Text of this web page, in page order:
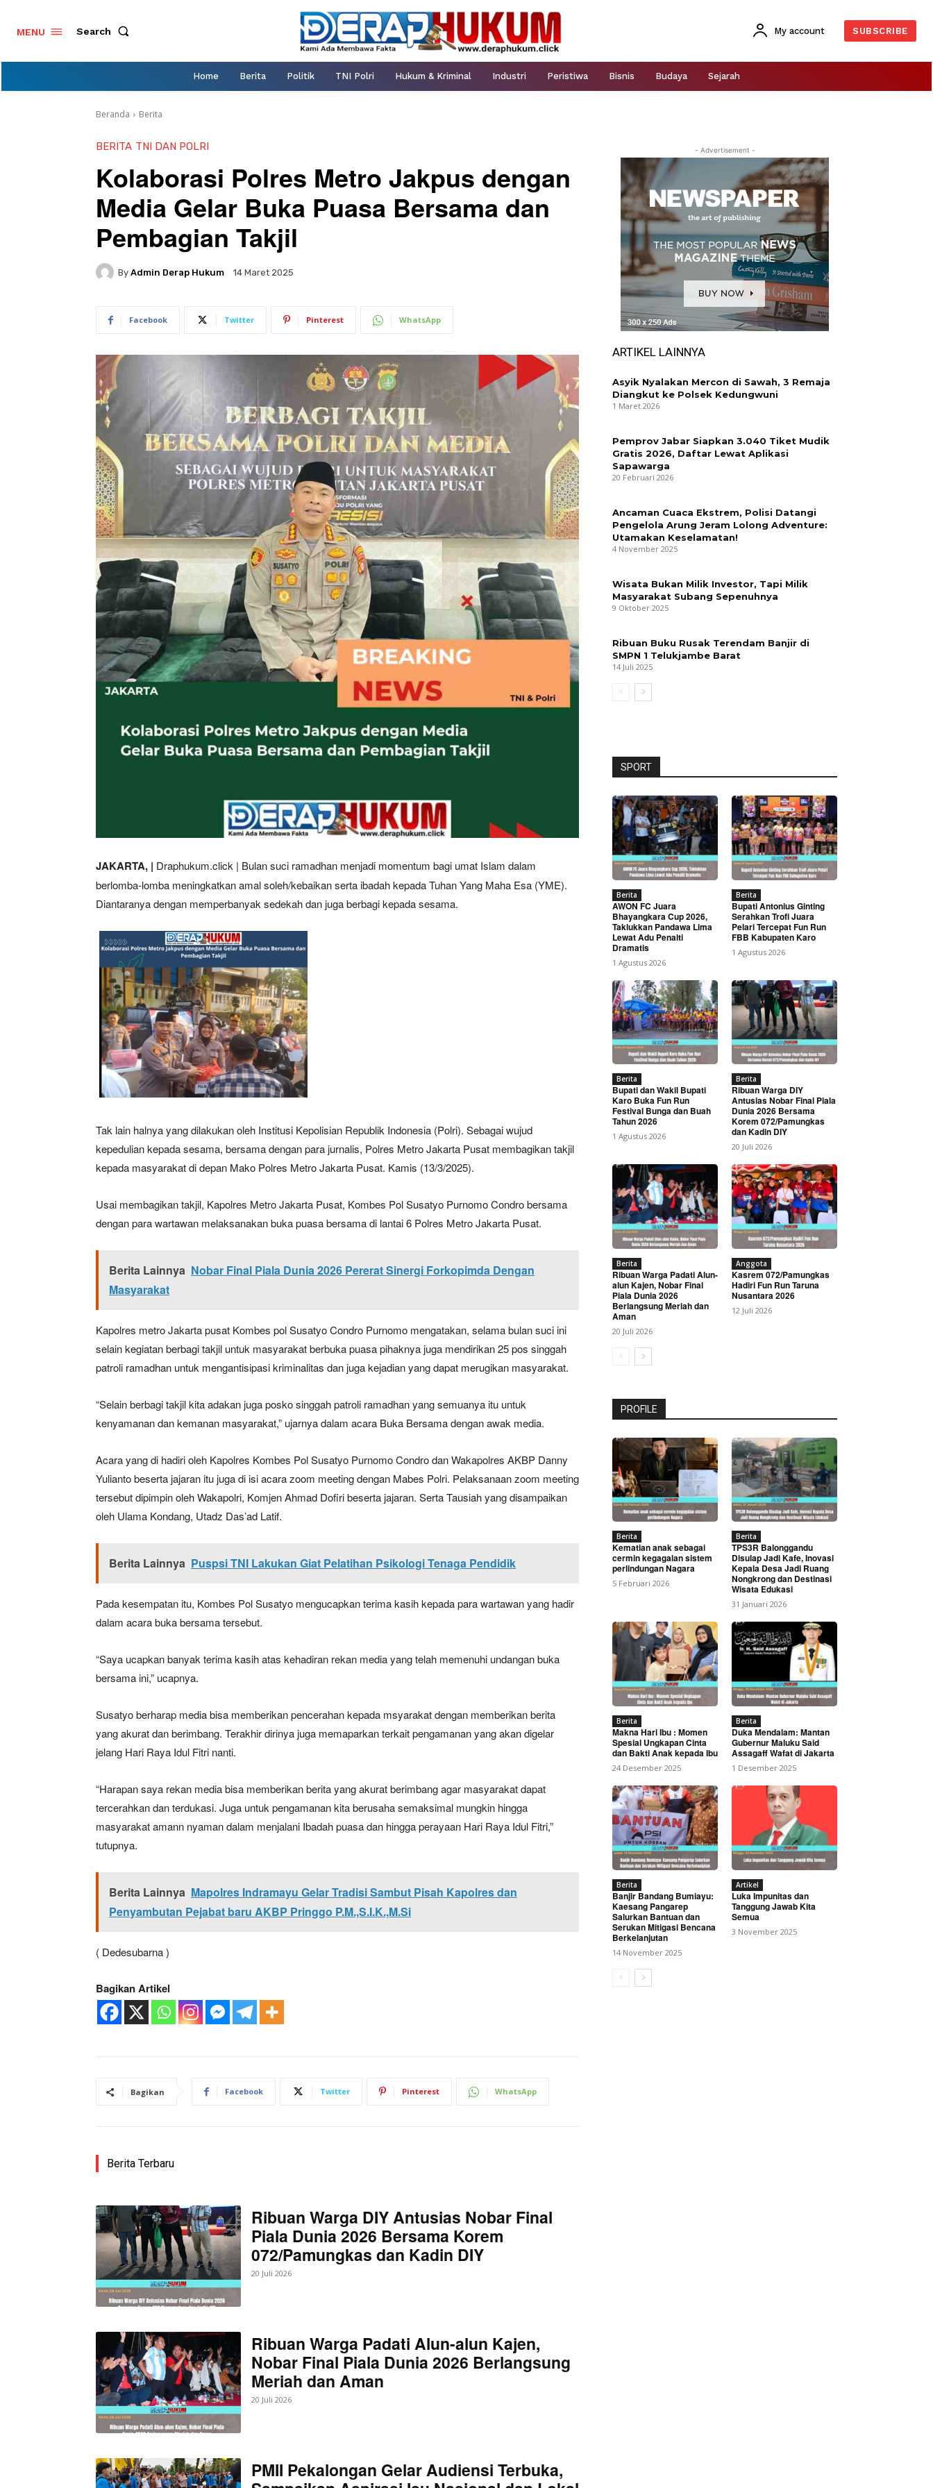
News Week
Magazine PRO
Company
About
My account
Bagikan Artikel
Berita Lainnya Puspsi TNI Lakukan Giat Pelatihan Psikologi Tenaga Pendidik
MENU Search My account SUBSCRIBE
Home Berita Politik TNI Polri Hukum & Kriminal Industri Peristiwa Bisnis Budaya Sejarah
Beranda Berita
BERITA TNI DAN POLRI
Kolaborasi Polres Metro Jakpus dengan
Media Gelar Buka Puasa Bersama dan
Pembagian Takjil
By Admin Derap Hukum 14 Maret 2025
Facebook Twitter Pinterest WhatsApp
JAKARTA, | Draphukum.click | Bulan suci ramadhan menjadi momentum bagi umat Islam dalam
berlomba-lomba meningkatkan amal soleh/kebaikan serta ibadah kepada Tuhan Yang Maha Esa (YME).
Diantaranya dengan memperbanyak sedekah dan juga berbagi kepada sesama.
Tak lain halnya yang dilakukan oleh Institusi Kepolisian Republik Indonesia (Polri). Sebagai wujud
kepedulian kepada sesama, bersama dengan para jurnalis, Polres Metro Jakarta Pusat membagikan takjil
kepada masyarakat di depan Mako Polres Metro Jakarta Pusat. Kamis (13/3/2025).
Usai membagikan takjil, Kapolres Metro Jakarta Pusat, Kombes Pol Susatyo Purnomo Condro bersama
dengan para wartawan melaksanakan buka puasa bersama di lantai 6 Polres Metro Jakarta Pusat.
Berita Lainnya Nobar Final Piala Dunia 2026 Pererat Sinergi Forkopimda Dengan
Masyarakat
Kapolres metro Jakarta pusat Kombes pol Susatyo Condro Purnomo mengatakan, selama bulan suci ini
selain kegiatan berbagi takjil untuk masyarakat berbuka puasa pihaknya juga mendirikan 25 pos singgah
patroli ramadhan untuk mengantisipasi kriminalitas dan juga kejadian yang dapat merugikan masyarakat.
“Selain berbagi takjil kita adakan juga posko singgah patroli ramadhan yang semuanya itu untuk
kenyamanan dan kemanan masyarakat,” ujarnya dalam acara Buka Bersama dengan awak media.
Acara yang di hadiri oleh Kapolres Kombes Pol Susatyo Purnomo Condro dan Wakapolres AKBP Danny
Yulianto beserta jajaran itu juga di isi acara zoom meeting dengan Mabes Polri. Pelaksanaan zoom meeting
tersebut dipimpin oleh Wakapolri, Komjen Ahmad Dofiri beserta jajaran. Serta Tausiah yang disampaikan
oleh Ulama Kondang, Utadz Das’ad Latif.
Berita Lainnya Puspsi TNI Lakukan Giat Pelatihan Psikologi Tenaga Pendidik
Pada kesempatan itu, Kombes Pol Susatyo mengucapkan terima kasih kepada para wartawan yang hadir
dalam acara buka bersama tersebut.
“Saya ucapkan banyak terima kasih atas kehadiran rekan media yang telah memenuhi undangan buka
bersama ini,” ucapnya.
Susatyo berharap media bisa memberikan pencerahan kepada msyarakat dengan memberikan berita
yang akurat dan berimbang. Terakhir dirinya juga memaparkan terkait pengamanan yang akan digelar
jelang Hari Raya Idul Fitri nanti.
“Harapan saya rekan media bisa memberikan berita yang akurat berimbang agar masyarakat dapat
tercerahkan dan terdukasi. Juga untuk pengamanan kita berusaha semaksimal mungkin hingga
masyarakat amann nyaman dalam menjalani Ibadah puasa dan hingga perayaan Hari Raya Idul Fitri,”
tutupnya.
Berita Lainnya Mapolres Indramayu Gelar Tradisi Sambut Pisah Kapolres dan
Penyambutan Pejabat baru AKBP Pringgo P.M.,S.I.K.,M.Si
( Dedesubarna )
Bagikan Artikel
Bagikan Facebook Twitter Pinterest WhatsApp
Berita Terbaru
Ribuan Warga DIY Antusias Nobar Final
Piala Dunia 2026 Bersama Korem
072/Pamungkas dan Kadin DIY
20 Juli 2026
Ribuan Warga Padati Alun-alun Kajen,
Nobar Final Piala Dunia 2026 Berlangsung
Meriah dan Aman
20 Juli 2026
PMII Pekalongan Gelar Audiensi Terbuka,
- Advertisement -
ARTIKEL LAINNYA
Asyik Nyalakan Mercon di Sawah, 3 Remaja
Diangkut ke Polsek Kedungwuni
1 Maret 2026
Pemprov Jabar Siapkan 3.040 Tiket Mudik
Gratis 2026, Daftar Lewat Aplikasi
Sapawarga
20 Februari 2026
Ancaman Cuaca Ekstrem, Polisi Datangi
Pengelola Arung Jeram Lolong Adventure:
Utamakan Keselamatan!
4 November 2025
Wisata Bukan Milik Investor, Tapi Milik
Masyarakat Subang Sepenuhnya
9 Oktober 2025
Ribuan Buku Rusak Terendam Banjir di
SMPN 1 Telukjambe Barat
14 Juli 2025
SPORT
Berita
AWON FC Juara
Bhayangkara Cup 2026,
Taklukkan Pandawa Lima
Lewat Adu Penalti
Dramatis
1 Agustus 2026
Berita
Bupati Antonius Ginting
Serahkan Trofi Juara
Pelari Tercepat Fun Run
FBB Kabupaten Karo
1 Agustus 2026
Berita
Bupati dan Wakil Bupati
Karo Buka Fun Run
Festival Bunga dan Buah
Tahun 2026
1 Agustus 2026
Berita
Ribuan Warga DIY
Antusias Nobar Final Piala
Dunia 2026 Bersama
Korem 072/Pamungkas
dan Kadin DIY
20 Juli 2026
Berita
Ribuan Warga Padati Alun-
alun Kajen, Nobar Final
Piala Dunia 2026
Berlangsung Meriah dan
Aman
20 Juli 2026
Anggota
Kasrem 072/Pamungkas
Hadiri Fun Run Taruna
Nusantara 2026
12 Juli 2026
PROFILE
Berita
Kematian anak sebagai
cermin kegagalan sistem
perlindungan Nagara
5 Februari 2026
Berita
TPS3R Balonggandu
Disulap Jadi Kafe, Inovasi
Kepala Desa Jadi Ruang
Nongkrong dan Destinasi
Wisata Edukasi
31 Januari 2026
Berita
Makna Hari Ibu : Momen
Spesial Ungkapan Cinta
dan Bakti Anak kepada Ibu
24 Desember 2025
Berita
Duka Mendalam: Mantan
Gubernur Maluku Said
Assagaff Wafat di Jakarta
1 Desember 2025
Berita
Banjir Bandang Bumiayu:
Kaesang Pangarep
Salurkan Bantuan dan
Serukan Mitigasi Bencana
Berkelanjutan
14 November 2025
Artikel
Luka Impunitas dan
Tanggung Jawab Kita
Semua
3 November 2025